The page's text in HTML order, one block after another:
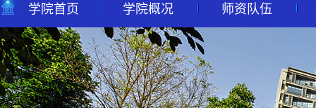
学院首页 学院概况 师资队伍